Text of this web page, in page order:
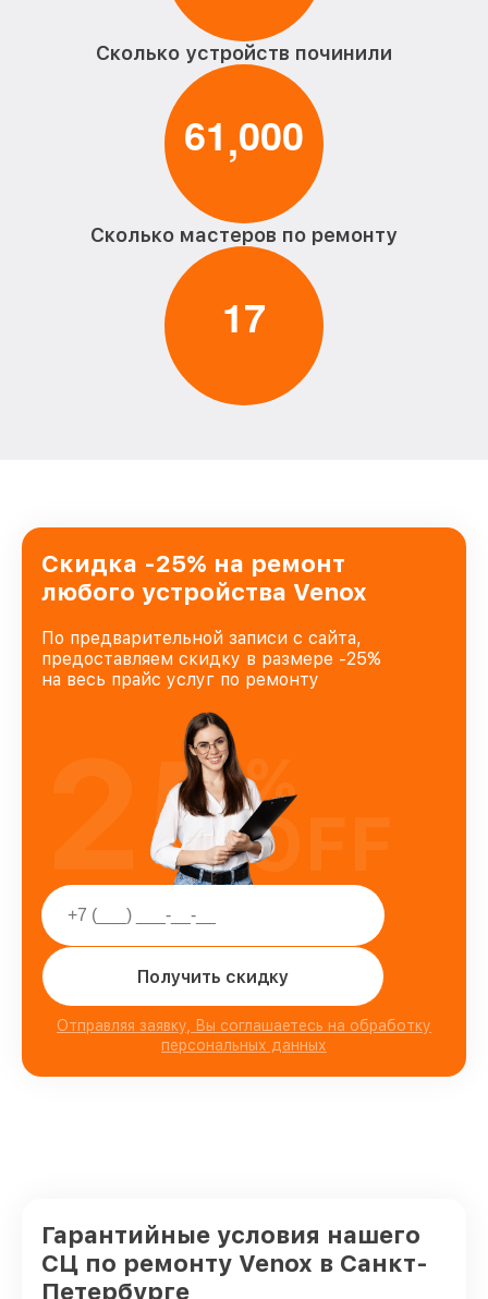
Сколько устройств починили
61,000
Сколько мастеров по ремонту
17
Скидка -25% на ремонт
любого устройства Venox
По предварительной записи с сайта,
предоставляем скидку в размере -25%
на весь прайс услуг по ремонту
Получить скидку
Отправляя заявку, Вы соглашаетесь на обработку
персональных данных
25%
OFF
Гарантийные условия нашего
СЦ по ремонту Venox в Санкт-
Петербурге